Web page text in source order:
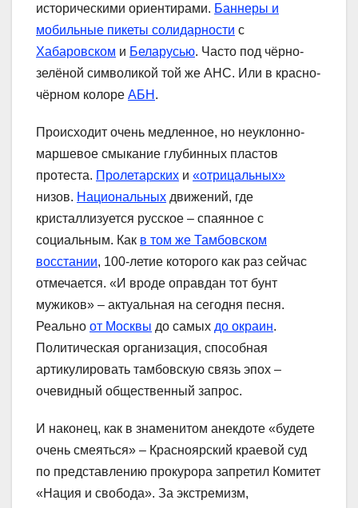
историческими ориентирами. Баннеры и
мобильные пикеты солидарности с
Хабаровском и Беларусью. Часто под чёрно-
зелёной символикой той же АНС. Или в красно-
чёрном колоре АБН .
Происходит очень медленное, но неуклонно-
маршевое смыкание глубинных пластов
протеста. Пролетарских и «отрицальных»
низов. Национальных движений, где
кристаллизуется русское – спаянное с
социальным. Как в том же Тамбовском
восстании, 100-летие которого как раз сейчас
отмечается. «И вроде оправдан тот бунт
мужиков» – актуальная на сегодня песня.
Реально от Москвы до самых до окраин.
Политическая организация, способная
артикулировать тамбовскую связь эпох –
очевидный общественный запрос.
И наконец, как в знаменитом анекдоте «будете
очень смеяться» – Красноярский краевой суд
по представлению прокурора запретил Комитет
«Нация и свобода». За экстремизм,